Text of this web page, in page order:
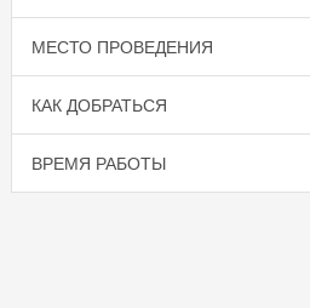
МЕСТО ПРОВЕДЕНИЯ
КАК ДОБРАТЬСЯ
ВРЕМЯ РАБОТЫ